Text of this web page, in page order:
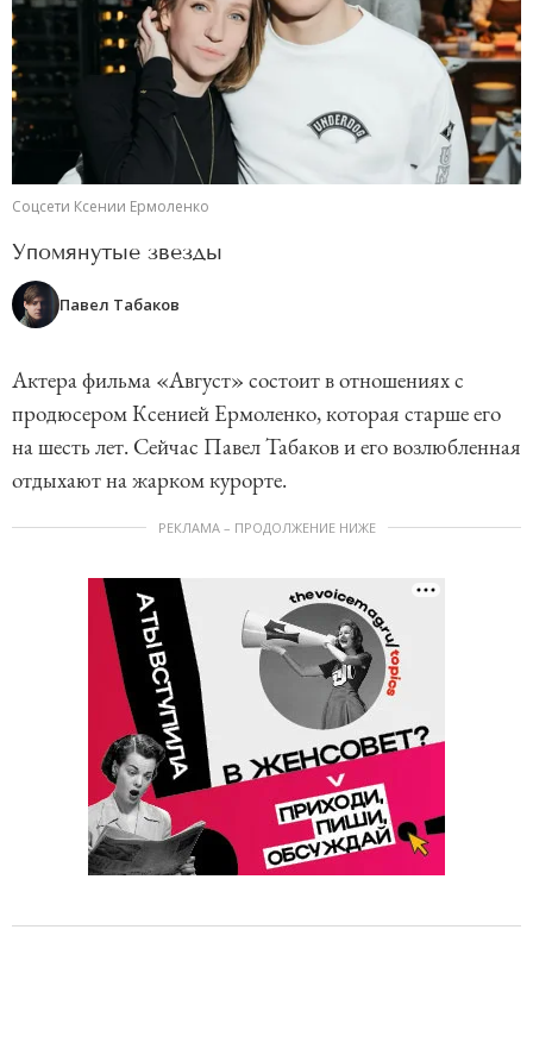
Соцсети Ксении Ермоленко
Упомянутые звезды
Павел Табаков
Актера фильма «Август» состоит в отношениях с
продюсером Ксенией Ермоленко, которая старше его
на шесть лет. Сейчас Павел Табаков и его возлюбленная
отдыхают на жарком курорте.
РЕКЛАМА – ПРОДОЛЖЕНИЕ НИЖЕ